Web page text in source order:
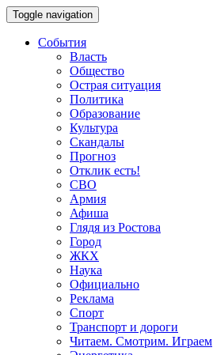
Toggle navigation
События
Власть
Общество
Острая ситуация
Политика
Образование
Культура
Скандалы
Прогноз
Отклик есть!
СВО
Армия
Афиша
Глядя из Ростова
Город
ЖКХ
Наука
Официально
Реклама
Спорт
Транспорт и дороги
Читаем. Смотрим. Играем